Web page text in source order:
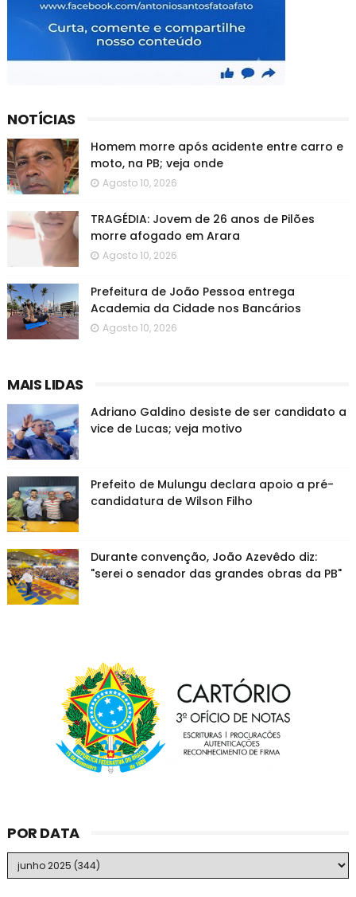
NOTÍCIAS
Homem morre após acidente entre carro e
moto, na PB; veja onde
Agosto 10, 2026
TRAGÉDIA: Jovem de 26 anos de Pilões
morre afogado em Arara
Agosto 10, 2026
Prefeitura de João Pessoa entrega
Academia da Cidade nos Bancários
Agosto 10, 2026
MAIS LIDAS
Adriano Galdino desiste de ser candidato a
vice de Lucas; veja motivo
Prefeito de Mulungu declara apoio a pré-
candidatura de Wilson Filho
Durante convenção, João Azevêdo diz:
"serei o senador das grandes obras da PB"
POR DATA